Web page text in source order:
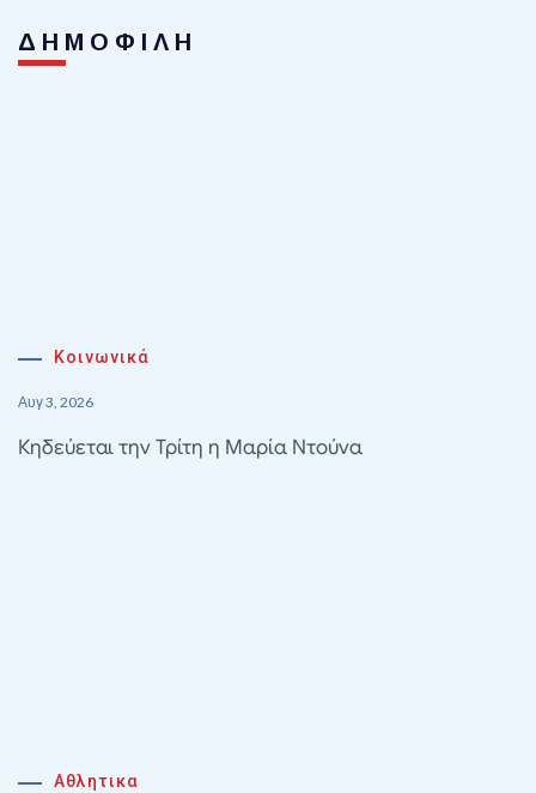
ΔΗΜΟΦΙΛΗ
Κοινωνικά
Αυγ 3, 2026
Κηδεύεται την Τρίτη η Μαρία Ντούνα
Αθλητικα